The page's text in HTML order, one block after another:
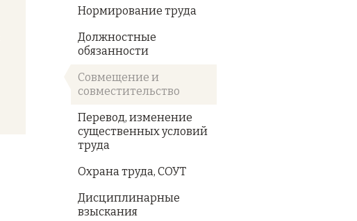
Нормирование труда
Должностные
обязанности
Совмещение и
совместительство
Перевод, изменение
существенных условий
труда
Охрана труда, СОУТ
Дисциплинарные
взыскания